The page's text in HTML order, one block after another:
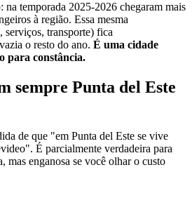
na temporada 2025-2026 chegaram mais
à região. Essa mesma
serviços, transporte) fica
o resto do ano. É uma cidade
para constância.
sempre Punta del Este
de que "em Punta del Este se vive
É parcialmente verdadeira para
mas enganosa se você olhar o custo